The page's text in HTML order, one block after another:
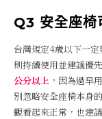
Q3 安全座椅
台灣規定4歲以下一
則持續使用並建議優
公分以上 ，因為過早
別忽略安全座椅本身
觀看起來正常，也建